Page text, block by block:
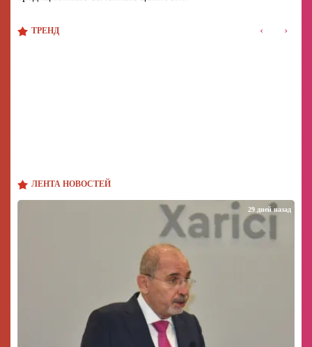
ЛЕНТА НОВОСТЕЙ
29 дней назад
ТРЕНД ‹ ›